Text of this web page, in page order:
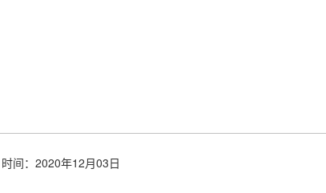
时间：2020年12月03日